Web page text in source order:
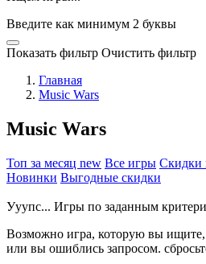
Введите как минимум 2 буквы
Показать фильтр Очистить фильтр
Главная
Music Wars
Music Wars
Топ за месяц new Все игры Скидки
Новинки Выгодные скидки
Ууупс... Игры по заданным
Возможно игра, которую вы ищите,
или вы ошиблись запросом.